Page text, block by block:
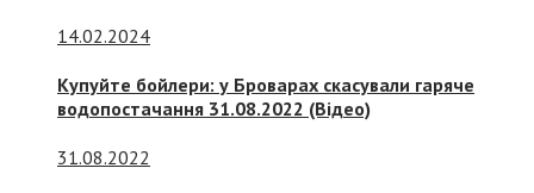
14.02.2024
Купуйте бойлери: у Броварах скасували гаряче
водопостачання 31.08.2022 (Відео)
31.08.2022